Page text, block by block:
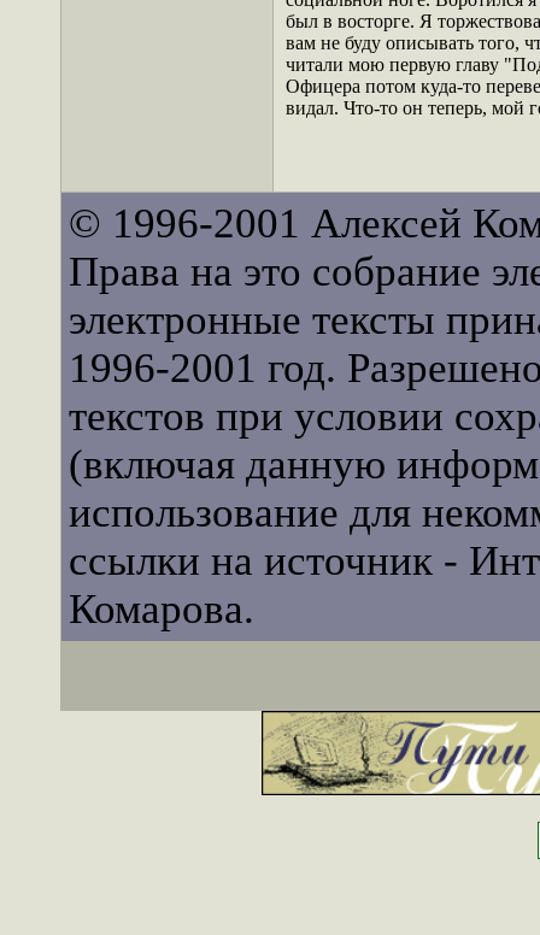
был в восторге. Я
вам не буду описывать того,
читали мою первую главу
Офицера потом куда-то
видал. Что-то он теперь, мой
© 1996-2001 Алексей
Права на это собрание
электронные тексты
1996-2001 год.
текстов при условии
(включая данную
использование для
ссылки на источник -
Комарова.